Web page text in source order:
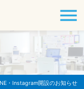
・Instagram開設のお知らせ